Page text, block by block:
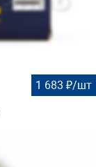
1 683 ₽/шт